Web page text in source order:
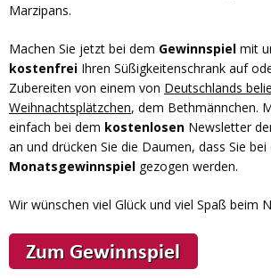
Marzipans.
Machen Sie jetzt bei dem Gewinnspiel mit
kostenfrei Ihren Süßigkeitenschrank auf
Zubereiten von einem von Deutschlands
Weihnachtsplätzchen, dem Bethmännchen.
einfach bei dem kostenlosen Newsletter
an und drücken Sie die Daumen, dass Sie bei
Monatsgewinnspiel gezogen werden.
Wir wünschen viel Glück und viel Spaß beim